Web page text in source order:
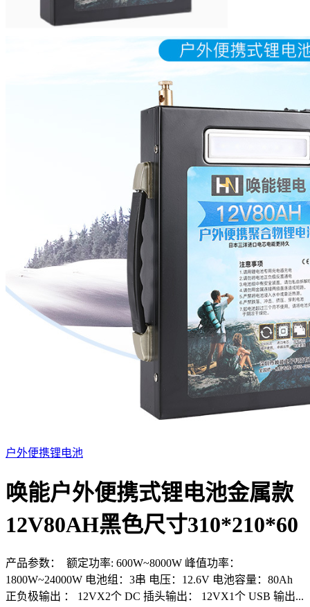
户外便携锂电池
唤能户外便携式锂电池金属款
12V80AH黑色尺寸310*210*60
产品参数： 额定功率: 600W~8000W 峰值功率：
1800W~24000W 电池组：3串 电压：12.6V 电池容量：80Ah
正负极输出 ： 12VX2个 DC 插头输出： 12VX1个 USB 输出...